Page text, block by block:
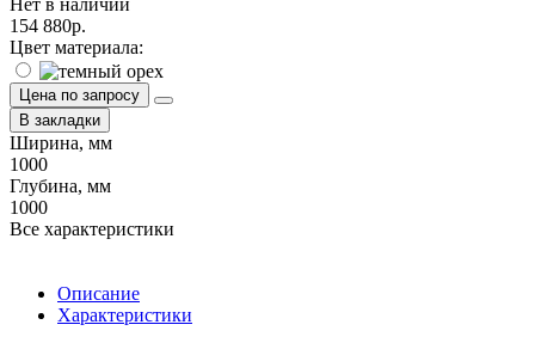
154 880р.
Цвет материала:
Цена по запросу
В закладки
Ширина, мм
1000
Глубина, мм
1000
Все характеристики
Описание
Характеристики